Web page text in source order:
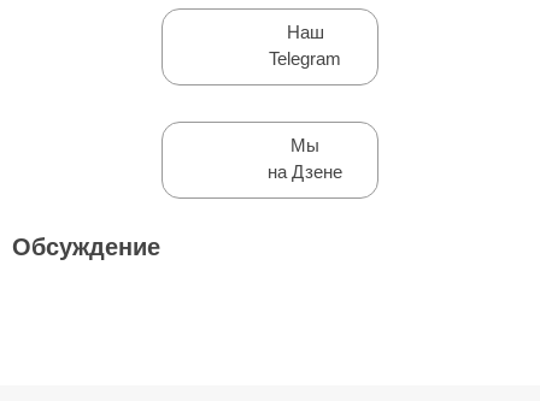
Наш
Telegram
Мы
на Дзене
Обсуждение